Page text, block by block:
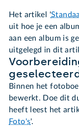
Het artikel '
uit hoe je een
aan een album is
uitgelegd in dit
Binnen het
bewerkt. Doe dit
heeft leest het
Foto's'.